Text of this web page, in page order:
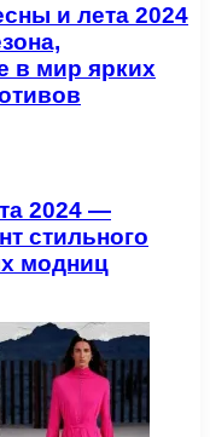
и лета 2024
в мир ярких
2024 —
стильного
модниц